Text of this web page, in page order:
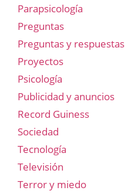
Parapsicología
Preguntas
Preguntas y respuestas
Proyectos
Psicología
Publicidad y anuncios
Record Guiness
Sociedad
Tecnología
Televisión
Terror y miedo